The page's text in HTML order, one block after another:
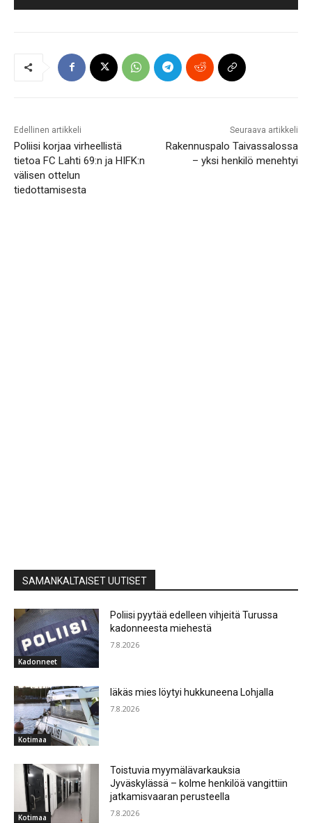
Edellinen artikkeli
Poliisi korjaa virheellistä
tietoa FC Lahti 69:n ja HIFK:n
välisen ottelun
tiedottamisesta
Seuraava artikkeli
Rakennuspalo Taivassalossa
– yksi henkilö menehtyi
SAMANKALTAISET UUTISET
Kadonneet
Poliisi pyytää edelleen vihjeitä Turussa
kadonneesta miehestä
7.8.2026
Kotimaa
Iäkäs mies löytyi hukkuneena Lohjalla
7.8.2026
Kotimaa
Toistuvia myymälävarkauksia
Jyväskylässä – kolme henkilöä vangittiin
jatkamisvaaran perusteella
7.8.2026